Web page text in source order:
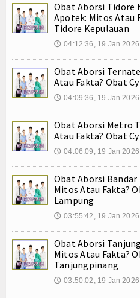
Tutorial
Internasional
Teknologi
Koleksi Video
Album Foto
E-Learning
Agenda
Data Alumni
Lainnya
Kesehatan
Obat Aborsi Tidore
Apotek: Mitos Atau
Tidore Kepulauan
🕔 04:12:36, 19 Jan
Obat Aborsi
Atau Fakta? Obat
🕔 04:09:36, 19 Jan
Obat Aborsi Metro
Atau Fakta? Obat
🕔 04:06:09, 19 Jan
Obat Aborsi
Mitos Atau Fakta?
Lampung
🕔 03:55:42, 19 Jan
Obat Aborsi
Mitos Atau Fakta?
Tanjungpinang
🕔 03:50:02, 19 Jan